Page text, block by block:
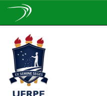
navigation